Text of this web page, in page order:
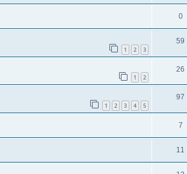
0
1 2 3
59
1 2
26
1 2 3 4 5
97
7
11